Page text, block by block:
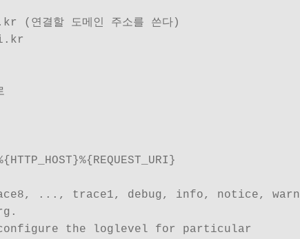
(연결할 도메인 주소를 쓴다)
..., trace1, debug, info, notice,
the loglevel for particular